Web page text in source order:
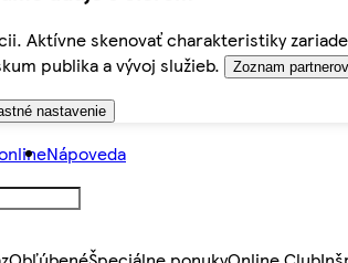
Aktívne skenovať charakteristiky
publika a vývoj služieb.
Zoznam partnerov
nastavenie
Nápoveda